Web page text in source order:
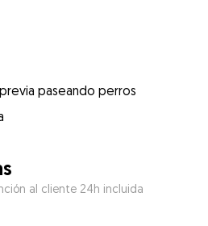
paseando perros
al cliente 24h incluida